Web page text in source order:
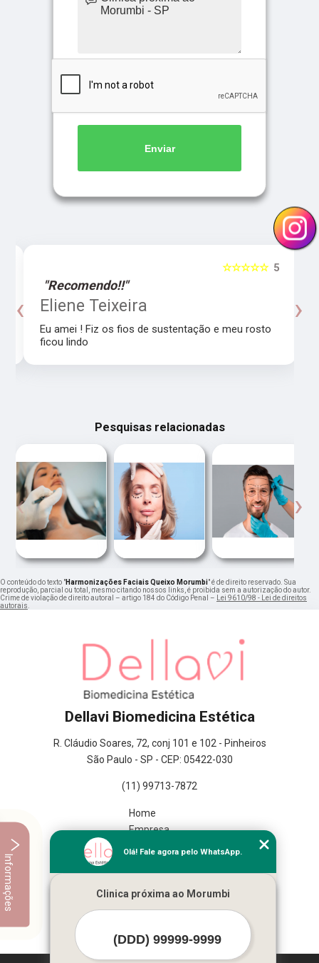
Enviar
5
☆☆☆☆☆
"Recomendo!!"
Eliene Teixeira
Eu amei ! Fiz os fios de sustentação e meu rosto
ficou lindo
‹ ›
Pesquisas relacionadas
‹ ›
O conteúdo do texto "Harmonizações Faciais Queixo Morumbi" é de direito reservado. Sua
reprodução, parcial ou total, mesmo citando nossos links, é proibida sem a autorização do autor.
Crime de violação de direito autoral – artigo 184 do Código Penal –
Lei 9610/98 - Lei de direitos
autorais
Dellavi Biomedicina Estética
R. Cláudio Soares, 72, conj 101 e 102 - Pinheiros
São Paulo - SP - CEP: 05422-030
(11) 99713-7872
Home
Empresa
Mapa do site
Mais Serviços
Olá! Fale agora pelo WhatsApp.
Clinica próxima ao Morumbi
Informações